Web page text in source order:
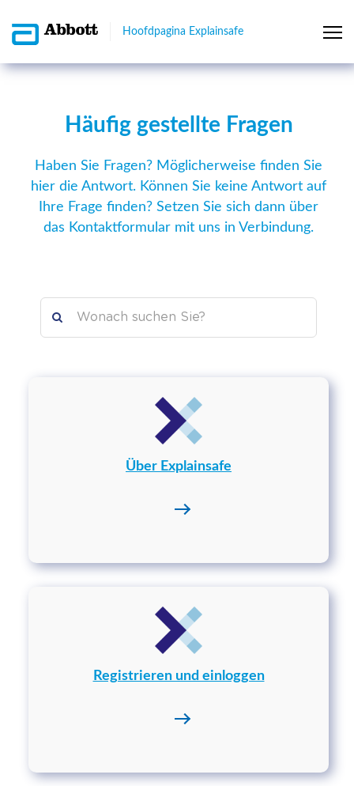
Hoofdpagina Explainsafe
Häufig gestellte Fragen
Haben Sie Fragen? Möglicherweise finden Sie
hier die Antwort. Können Sie keine Antwort auf
Ihre Frage finden? Setzen Sie sich dann über
das Kontaktformular mit uns in Verbindung.
Über Explainsafe
Registrieren und einloggen